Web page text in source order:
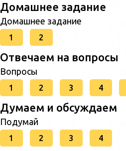
Домашнее задание
Домашнее задание
1 2
Отвечаем на вопросы
Вопросы
1 2 3 4
Думаем и обсуждаем
Подумай
1 2 3 4